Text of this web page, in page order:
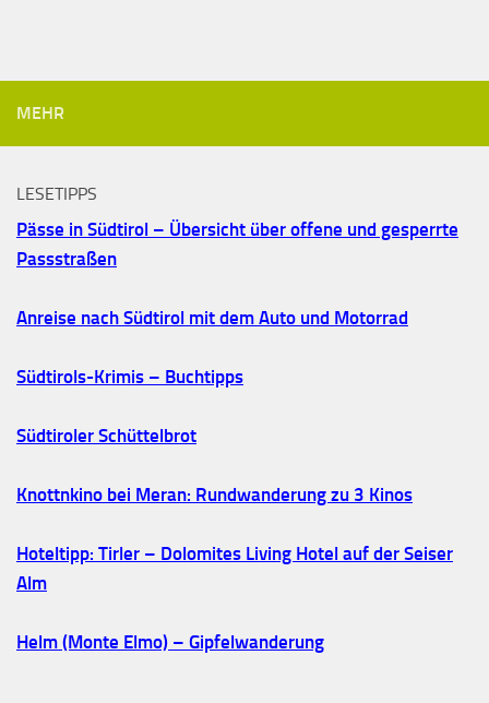
MEHR
LESETIPPS
Pässe in Südtirol – Übersicht über offene und gesperrte
Passstraßen
Anreise nach Südtirol mit dem Auto und Motorrad
Südtirols-Krimis – Buchtipps
Südtiroler Schüttelbrot
Knottnkino bei Meran: Rundwanderung zu 3 Kinos
Hoteltipp: Tirler – Dolomites Living Hotel auf der Seiser
Alm
Helm (Monte Elmo) – Gipfelwanderung